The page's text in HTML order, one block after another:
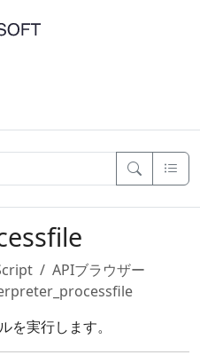
APIブラウザー
を実行します。